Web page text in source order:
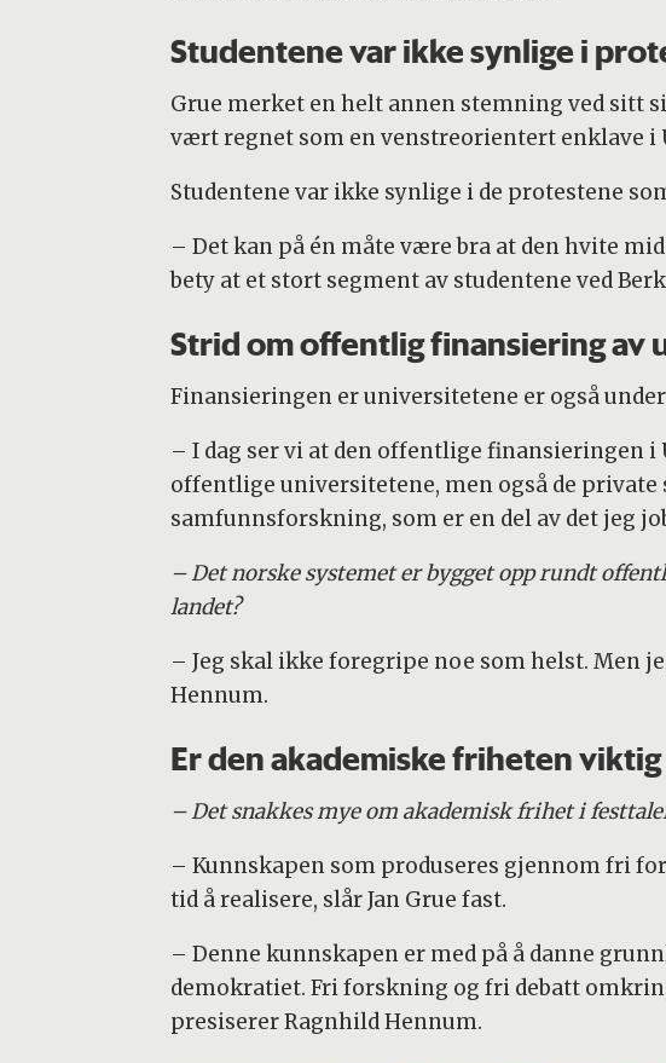
Studentene var ikke synlige i
Grue merket en helt annen stemning ved sitt
vært regnet som en venstreorientert enklave i
Studentene var ikke synlige i de protestene
– Det kan på én måte være bra at den hvite
bety at et stort segment av studentene ved
Strid om offentlig finansiering av
Finansieringen er universitetene er også under
– I dag ser vi at den offentlige finansieringen
offentlige universitetene, men også de
samfunnsforskning, som er en del av det jeg
– Det norske systemet er bygget opp rundt
landet?
– Jeg skal ikke foregripe noe som helst. Men
Hennum.
Er den akademiske friheten
– Det snakkes mye om akademisk frihet i
– Kunnskapen som produseres gjennom fri
tid å realisere, slår Jan Grue fast.
– Denne kunnskapen er med på å danne
demokratiet. Fri forskning og fri debatt
presiserer Ragnhild Hennum.